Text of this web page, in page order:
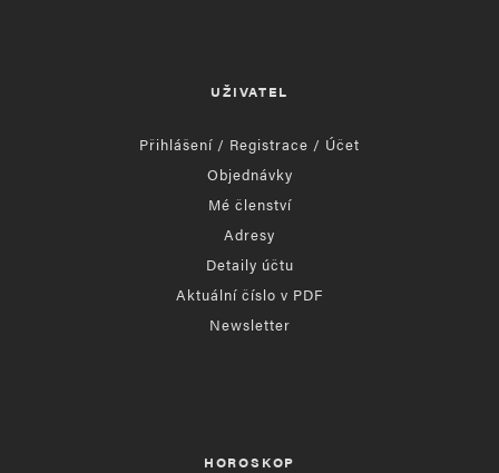
UŽIVATEL
Přihlášení / Registrace / Účet
Objednávky
Mé členství
Adresy
Detaily účtu
Aktuální číslo v PDF
Newsletter
HOROSKOP